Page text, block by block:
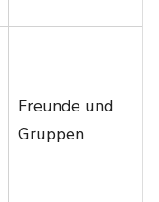
Freunde und
Gruppen